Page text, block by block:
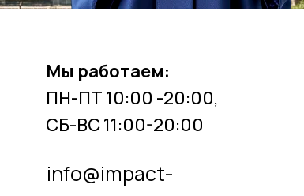
Мы работаем:
ПН-ПТ 10:00 -20:00,
СБ-ВС 11:00-20:00
info@impact-